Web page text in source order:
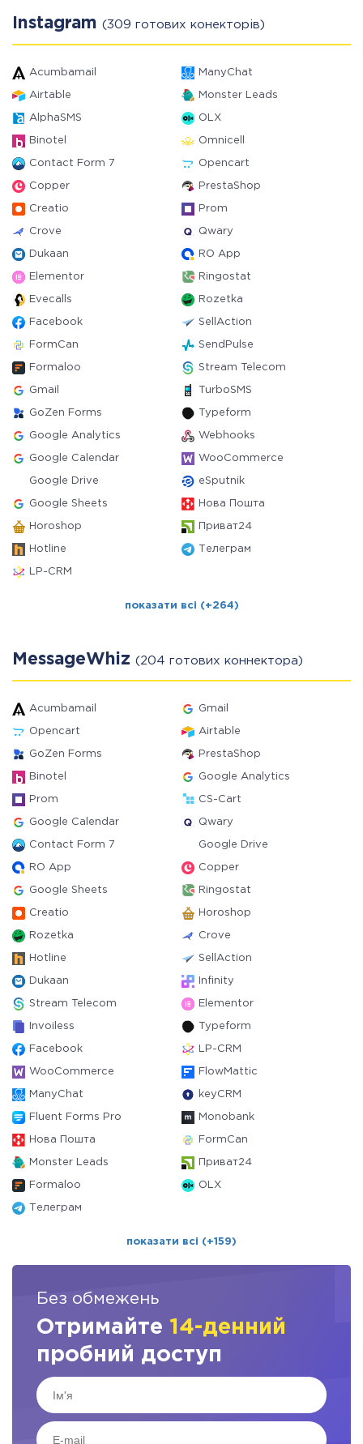
Instagram (309 готових конекторів)
Acumbamail ManyChat
Airtable Monster Leads
AlphaSMS OLX
Binotel Omnicell
Contact Form 7 Opencart
Copper PrestaShop
Creatio Prom
Crove Qwary
Dukaan RO App
Elementor Ringostat
Evecalls Rozetka
Facebook SellAction
FormCan SendPulse
Formaloo Stream Telecom
Gmail TurboSMS
GoZen Forms Typeform
Google Analytics Webhooks
Google Calendar WooCommerce
Google Drive eSputnik
Google Sheets Нова Пошта
Horoshop Приват24
Hotline Телеграм
LP-CRM
показати всі (+264)
MessageWhiz (204 готових коннектора)
Acumbamail Gmail
Opencart Airtable
GoZen Forms PrestaShop
Binotel Google Analytics
Prom CS-Cart
Google Calendar Qwary
Contact Form 7 Google Drive
RO App Copper
Google Sheets Ringostat
Creatio Horoshop
Rozetka Crove
Hotline SellAction
Dukaan Infinity
Stream Telecom Elementor
Invoiless Typeform
Facebook LP-CRM
WooCommerce FlowMattic
ManyChat keyCRM
Fluent Forms Pro Monobank
Нова Пошта FormCan
Monster Leads Приват24
Formaloo OLX
Телеграм
показати всі (+159)
Без обмежень
Отримайте 14-денний
пробний доступ